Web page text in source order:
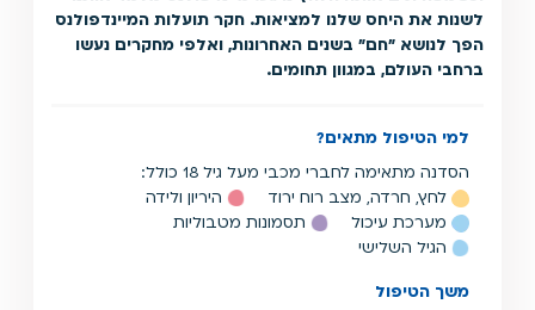
לשנות את היחס שלנו למציאות. חקר תועלות המיינדפולנס
הפך לנושא "חם" בשנים האחרונות, ואלפי מחקרים נעשו
ברחבי העולם, במגוון תחומים.
למי הטיפול מתאים?
הסדנה מתאימה לחברי מכבי מעל גיל 18 כולל:
לחץ, חרדה, מצב רוח ירוד
היריון ולידה
מערכת עיכול
תסמונות מטבוליות
הגיל השלישי
משך הטיפול